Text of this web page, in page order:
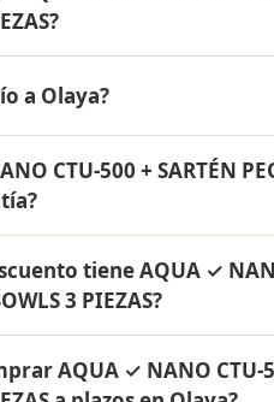
Ware + Bowls Rena Ware +
Ware con garantía de por
a Olaya?
a Olaya, Antioquia y a
CTU-500 + SARTÉN
3 PIEZAS tienen
Ware fabricados en acero
tiene AQUA ✓
3 PIEZAS?
Contáctame por
AQUA ✓ NANO CTU-